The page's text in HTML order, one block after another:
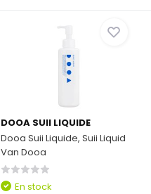
DOOA SUII LIQUIDE
Dooa Suii Liquide, Suii Liquid
Van Dooa
En stock